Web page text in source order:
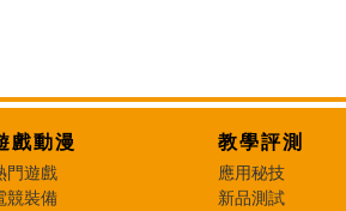
戲動漫
門遊戲
競裝備
教學評測
應用秘技
新品測試